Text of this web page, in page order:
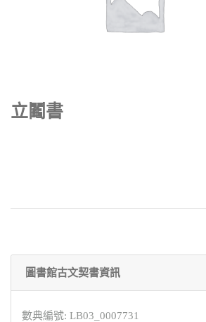
立鬮書
圖書館古文契書資訊
數典編號: LB03_0007731